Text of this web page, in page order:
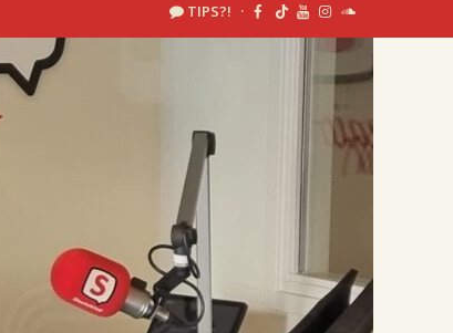
TIPS?! ·
uur 1 van 2
Volgend uur